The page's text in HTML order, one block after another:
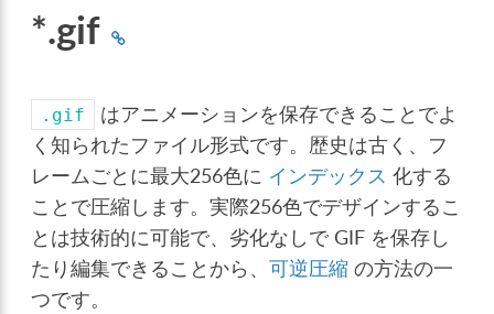
*.gif
.gif
はアニメーションを保存できることでよ
く知られたファイル形式です。歴史は古く、フ
レームごとに最大256色に インデックス 化する
ことで圧縮します。実際256色でデザインするこ
とは技術的に可能で、劣化なしで GIF を保存し
たり編集できることから、可逆圧縮 の方法の一
つです。